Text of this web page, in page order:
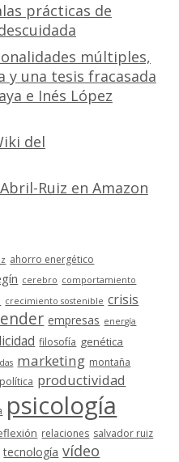
prácticas de
múltiples,
y una tesis fracasada
e Inés López
del
Ruiz en Amazon
ahorro energético
cerebro comportamiento
crecimiento sostenible crisis
empresas energía
filosofía genética
marketing montaña
política productividad
psicología
relaciones salvador ruiz
tecnología vídeo